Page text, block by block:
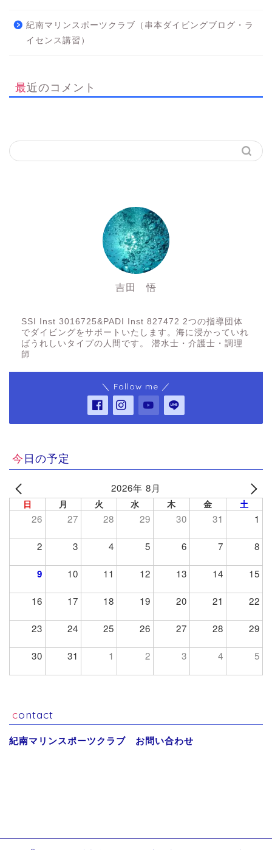
紀南マリンスポーツクラブ（串本ダイビングブログ・ラ
イセンス講習）
最近のコメント
吉田 悟
SSI Inst 3016725&PADI Inst 827472 2つの指導団体
でダイビングをサポートいたします。海に浸かっていれ
ばうれしいタイプの人間です。 潜水士・介護士・調理
師
＼ Follow me ／
今日の予定
2026年 8月
日 月 火 水 木 金 土
26 27 28 29 30 31 1
2 3 4 5 6 7 8
9 10 11 12 13 14 15
16 17 18 19 20 21 22
23 24 25 26 27 28 29
30 31 1 2 3 4 5
contact
紀南マリンスポーツクラブ お問い合わせ